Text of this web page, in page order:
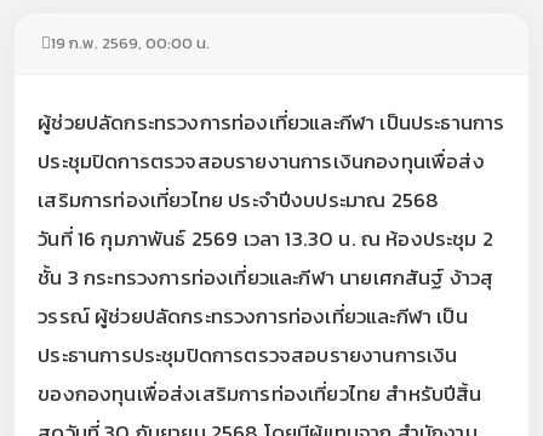
19 ก.พ. 2569, 00:00 น.
ผู้ช่วยปลัดกระทรวงการท่องเที่ยวและกีฬา เป็นประธานการ
ประชุมปิดการตรวจสอบรายงานการเงินกองทุนเพื่อส่ง
เสริมการท่องเที่ยวไทย ประจำปีงบประมาณ 2568
วันที่ 16 กุมภาพันธ์ 2569 เวลา 13.30 น. ณ ห้องประชุม 2
ชั้น 3 กระทรวงการท่องเที่ยวและกีฬา นายเศกสันฐ์ ง้าวสุ
วรรณ์ ผู้ช่วยปลัดกระทรวงการท่องเที่ยวและกีฬา เป็น
ประธานการประชุมปิดการตรวจสอบรายงานการเงิน
ของกองทุนเพื่อส่งเสริมการท่องเที่ยวไทย สำหรับปีสิ้น